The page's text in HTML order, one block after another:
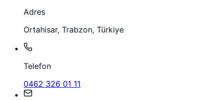
Adres
Ortahisar, Trabzon, Türkiye
Telefon
0462 326 01 11